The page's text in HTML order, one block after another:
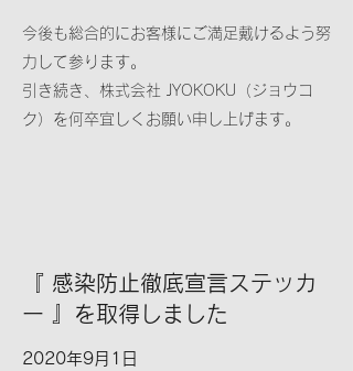
今後も総合的にお客様にご満足戴けるよう努
力して参ります。
引き続き、株式会社 JYOKOKU（ジョウコ
ク）を何卒宜しくお願い申し上げます。
『 感染防止徹底宣言ステッカ
ー 』を取得しました
2020年9月1日